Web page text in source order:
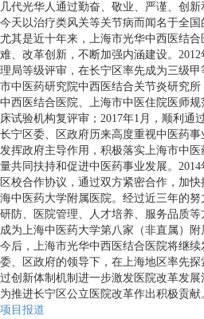
几代光华人通过勤奋、敬业、严谨、创
今天以治疗类风关等关节病而闻名于全国
尤其是近十年来，上海市光华中西医结
难、改革创新，不断加强内涵建设。
理局等级评审，在长宁区率先成为三级
市中医药研究院中西医结合关节炎研究
中西医结合医院、上海市中医住院医师
床试验机构复评审；2017年1月，顺利通
长宁区委、区政府历来高度重视中医药
发挥政府主导作用，积极落实上海市中
量共同扶持和促进中医药事业发展。
区校合作协议，通过双方紧密合作，加
海中医药大学附属医院。经过近三年的
研防、医院管理、人才培养、服务品质
成为上海中医药大学第八家（非直属）附
今后，上海市光华中西医结合医院将继
委、区政府的领导下，在上海地区率先
过创新体制机制进一步激发医院改革发展
为推进长宁区公立医院改革作出积极贡献
项目报道